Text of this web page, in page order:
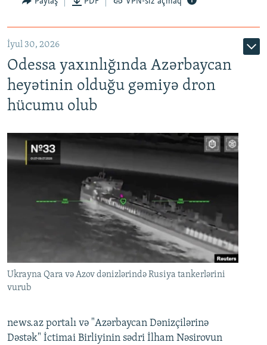
İyul 30, 2026
Odessa yaxınlığında Azərbaycan
heyətinin olduğu gəmiyə dron
hücumu olub
Ukrayna Qara və Azov dənizlərində Rusiya tankerlərini
vurub
news.az portalı və "Azərbaycan Dənizçilərinə
Dəstək" İctimai Birliyinin sədri İlham Nəsirovun